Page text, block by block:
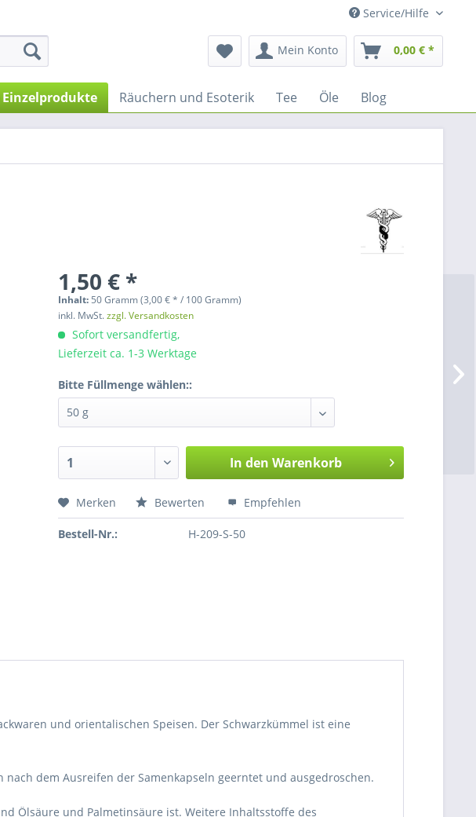
Service/Hilfe
Mein Konto 0,00 € *
Räuchern und Esoterik Tee Öle Blog
1,50 € *
Inhalt: 50 Gramm (3,00 € * / 100 Gramm)
inkl. MwSt.zzgl. Versandkosten
Sofort versandfertig,
Lieferzeit ca. 1-3 Werktage
Bitte Füllmenge wählen::
In den Warenkorb
Merken Bewerten Empfehlen
Bestell-Nr.: H-209-S-50
und orientalischen Speisen. Der Schwarzkümmel ist eine
dem Ausreifen der Samenkapseln geerntet und ausgedroschen.
Ölsäure und Palmetinsäure ist. Weitere Inhaltsstoffe des